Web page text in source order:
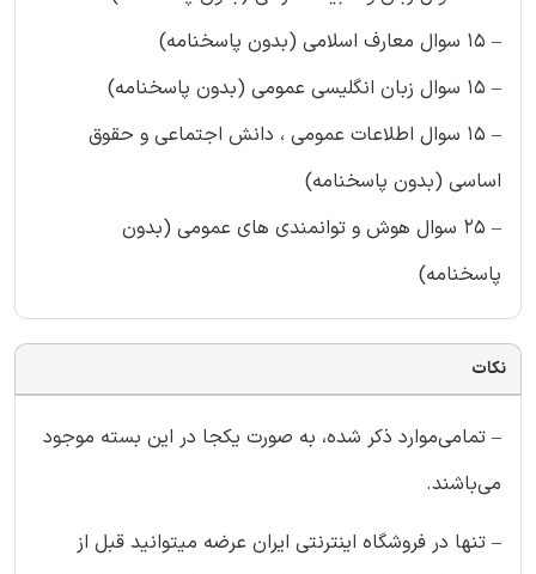
– ۱۵ سوال معارف اسلامی (بدون پاسخنامه)
– ۱۵ سوال زبان انگلیسی عمومی (بدون پاسخنامه)
– ۱۵ سوال اطلاعات عمومی ، دانش اجتماعی و حقوق
اساسی (بدون پاسخنامه)
– ۲۵ سوال هوش و توانمندی های عمومی (بدون
پاسخنامه)
نکات
– تمامی‌موارد ذکر شده، به صورت یکجا در این بسته موجود
می‌باشند.
– تنها در فروشگاه اینترنتی ایران عرضه میتوانید قبل از